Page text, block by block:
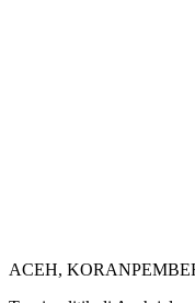
ACEH,